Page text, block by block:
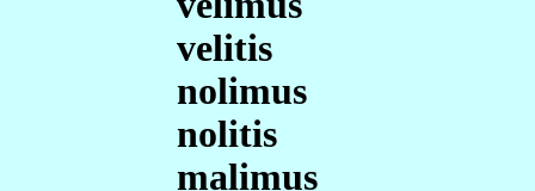
velitis
nolimus
nolitis
malimus